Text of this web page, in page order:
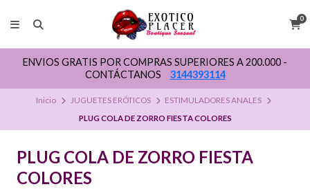
0
ENVIOS GRATIS POR COMPRAS SUPERIORES A 200.000 -
CONTÁCTANOS
3144393114
Inicio JUGUETES ERÓTICOS
ESTIMULADORES ANALES
PLUG COLA DE ZORRO FIESTA COLORES
PLUG COLA DE ZORRO FIESTA
COLORES